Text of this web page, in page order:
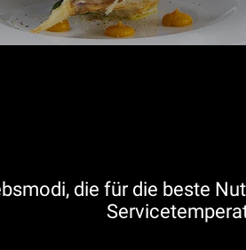
die für die beste